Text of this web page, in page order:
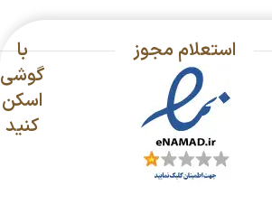
استعلام مجوز
با
گوشی
اسکن
کنید